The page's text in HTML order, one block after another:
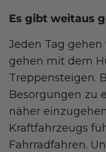
Es gibt weitaus
Jeden Tag gehen
gehen mit dem
Treppensteigen.
Besorgungen zu
näher
Kraftfahrzeugs
Fahrradfahren.